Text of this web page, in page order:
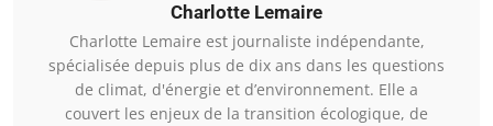
Charlotte Lemaire
Charlotte Lemaire est journaliste indépendante,
spécialisée depuis plus de dix ans dans les questions
de climat, d'énergie et d’environnement. Elle a
couvert les enjeux de la transition écologique, de